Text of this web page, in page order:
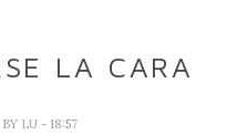
LA CARA
BY LU - 18:57